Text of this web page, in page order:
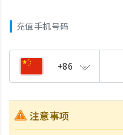
充值手机号码
+86
注意事项